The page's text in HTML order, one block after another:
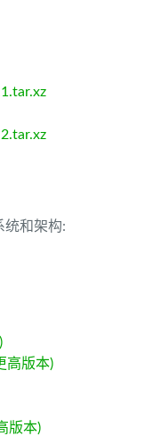
统和架构:
高版本)
版本)